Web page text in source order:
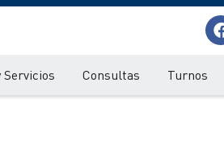
Consultas Turnos